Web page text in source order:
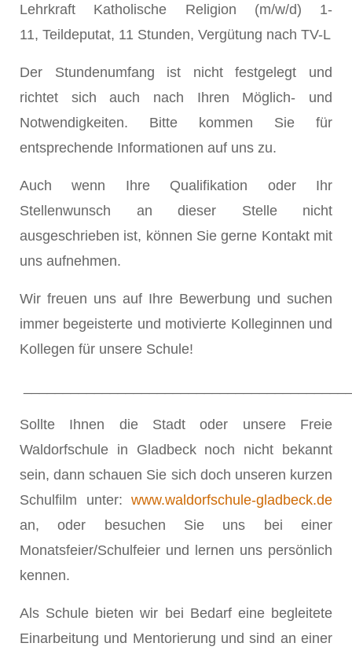
Lehrkraft Katholische Religion (m/w/d) 1-
11, Teildeputat, 11 Stunden, Vergütung nach TV-L
Der Stundenumfang ist nicht festgelegt und
richtet sich auch nach Ihren Möglich- und
Notwendigkeiten. Bitte kommen Sie für
entsprechende Informationen auf uns zu.
Auch wenn Ihre Qualifikation oder Ihr
Stellenwunsch an dieser Stelle nicht
ausgeschrieben ist, können Sie gerne Kontakt mit
uns aufnehmen.
Wir freuen uns auf Ihre Bewerbung und suchen
immer begeisterte und motivierte Kolleginnen und
Kollegen für unsere Schule!
Sollte Ihnen die Stadt oder unsere Freie
Waldorfschule in Gladbeck noch nicht bekannt
sein, dann schauen Sie sich doch unseren kurzen
Schulfilm unter: www.waldorfschule-gladbeck.de
an, oder besuchen Sie uns bei einer
Monatsfeier/Schulfeier und lernen uns persönlich
kennen.
Als Schule bieten wir bei Bedarf eine begleitete
Einarbeitung und Mentorierung und sind an einer